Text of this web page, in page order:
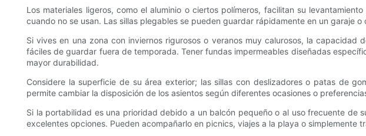
Los materiales ligeros, como el aluminio o ciertos polímeros, facilitan su
cuando no se usan. Las sillas plegables se pueden guardar rápidamente en un garaje
Si vives en una zona con inviernos rigurosos o veranos muy calurosos, la
fáciles de guardar fuera de temporada. Tener fundas impermeables diseñadas
mayor durabilidad.
Considere la superficie de su área exterior; las sillas con deslizadores o patas de
permite cambiar la disposición de los asientos según diferentes ocasiones o
Si la portabilidad es una prioridad debido a un balcón pequeño o al uso frecuente de
excelentes opciones. Pueden acompañarlo en picnics, viajes a la playa o simplemente